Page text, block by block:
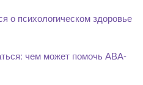
о психологическом здоровье
чем может помочь АВА-